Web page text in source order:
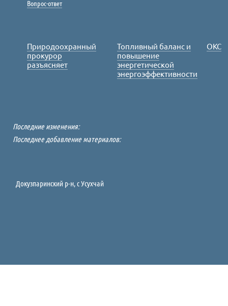
Вопрос-ответ
Природоохранный
прокурор
разъясняет
Топливный баланс и
повышение
энергетической
энергоэффективности
ОКС
Последние изменения:
Последнее добавление материалов:
Докузпаринский р-н, c Усухчай